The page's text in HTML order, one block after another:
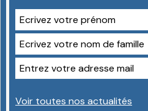
Voir toutes nos actualités